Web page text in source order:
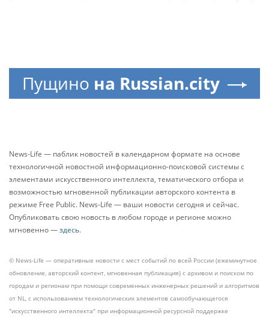
Пущино на Russian.city
News-Life — паблик новостей в календарном формате на основе
технологичной новостной информационно-поисковой системы с
элементами искусственного интеллекта, тематического отбора и
возможностью мгновенной публикации авторского контента в
режиме Free Public. News-Life — ваши новости сегодня и сейчас.
Опубликовать свою новость в любом городе и регионе можно
мгновенно —здесь.
© News-Life — оперативные новости с мест событий по всей России (ежеминутное
обновление, авторский контент, мгновенная публикация) с архивом и поиском по
городам и регионам при помощи современных инженерных решений и алгоритмов
от NL, с использованием технологических элементов самообучающегося
"искусственного интеллекта" при информационной ресурсной поддержке